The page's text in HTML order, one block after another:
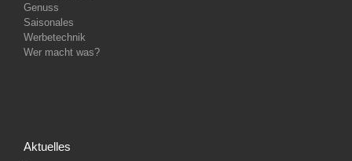
Genuss
Saisonales
Werbetechnik
Wer macht was?
Aktuelles